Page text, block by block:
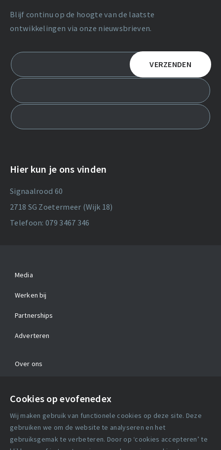
Cookies op evofenedex
Wij maken gebruik van functionele cookies op deze site. Deze
gebruiken we om de website te analyseren en het
gebruiksgemak te verbeteren. Door op ‘cookies accepteren’ te
Blijf continu op de hoogte van de laatste
ontwikkelingen via onze nieuwsbrieven.
Hier kun je ons vinden
Signaalrood 60
2718 SG Zoetermeer (Wijk 18)
Telefoon: 079 3467 346
Media
Werken bij
Partnerships
Adverteren
Over ons
Algemene voorwaarden
Cookie verklaring